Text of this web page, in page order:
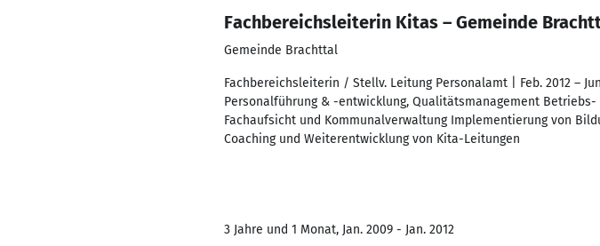
Fachbereichsleiterin Kitas – Gemeinde
Gemeinde Brachttal
Fachbereichsleiterin / Stellv. Leitung Personalamt | Feb. 2012 –
Personalführung & -entwicklung, Qualitätsmanagement
Fachaufsicht und Kommunalverwaltung Implementierung von
Coaching und Weiterentwicklung von Kita-Leitungen
3 Jahre und 1 Monat, Jan. 2009 - Jan. 2012